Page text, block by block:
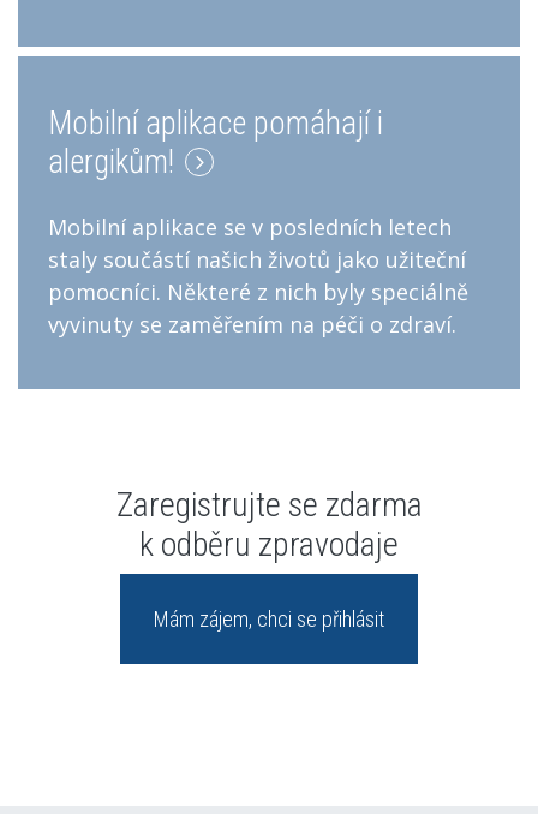
Mobilní aplikace pomáhají i
alergikům!
Mobilní aplikace se v posledních letech
staly součástí našich životů jako užiteční
pomocníci. Některé z nich byly speciálně
vyvinuty se zaměřením na péči o zdraví.
Zaregistrujte se zdarma
k odběru zpravodaje
Mám zájem, chci se přihlásit